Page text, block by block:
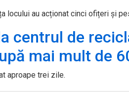
locului au acționat cinci ofițeri și
centrul de
mai mult de
aproape trei zile.